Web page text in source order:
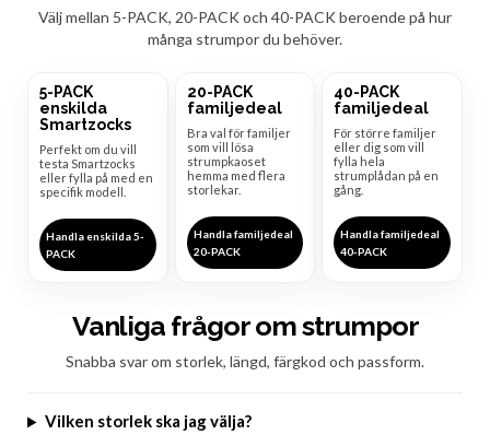
Välj mellan 5-PACK, 20-PACK och 40-PACK beroende på hur
många strumpor du behöver.
5-PACK
enskilda
Smartzocks
Perfekt om du vill
testa Smartzocks
eller fylla på med en
specifik modell.
Handla enskilda 5-
PACK
20-PACK
familjedeal
Bra val för familjer
som vill lösa
strumpkaoset
hemma med flera
storlekar.
Handla familjedeal
20-PACK
40-PACK
familjedeal
För större familjer
eller dig som vill
fylla hela
strumplådan på en
gång.
Handla familjedeal
40-PACK
Vanliga frågor om strumpor
Snabba svar om storlek, längd, färgkod och passform.
Vilken storlek ska jag välja?